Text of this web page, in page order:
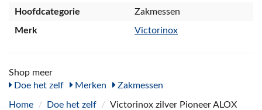
Hoofdcategorie
Zakmessen
Merk
Victorinox
Shop meer
Doe het zelf
Merken Zakmessen
Home / Doe het zelf / Victorinox zilver Pioneer ALOX